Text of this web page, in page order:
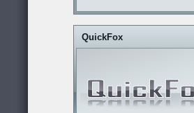
QuickFox